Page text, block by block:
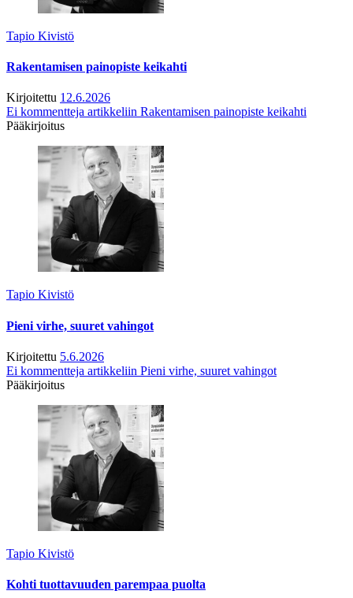
Tapio Kivistö
Rakentamisen painopiste keikahti
Kirjoitettu 12.6.2026
Ei kommentteja artikkeliin Rakentamisen painopiste keikahti
Pääkirjoitus
Tapio Kivistö
Pieni virhe, suuret vahingot
Kirjoitettu 5.6.2026
Ei kommentteja artikkeliin Pieni virhe, suuret vahingot
Pääkirjoitus
Tapio Kivistö
Kohti tuottavuuden parempaa puolta